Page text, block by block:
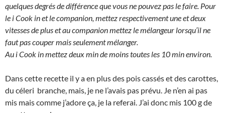
quelques degrés de différence que vous ne pouvez pas le faire. Pour
le i Cook in et le companion, mettez respectivement une et deux
vitesses de plus et au companion mettez le mélangeur lorsqu’il ne
faut pas couper mais seulement mélanger.
Au i Cook in mettez deux min de moins toutes les 10 min environ.
Dans cette recette il y a en plus des pois cassés et des carottes,
du céleri branche, mais, je ne l’avais pas prévu. Je n’en ai pas
mis mais comme j’adore ça, je la referai. J’ai donc mis 100 g de